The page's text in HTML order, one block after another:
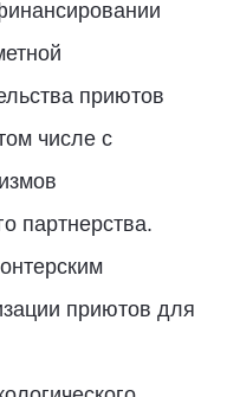
приютов
числе с
партнерства.
приютов для